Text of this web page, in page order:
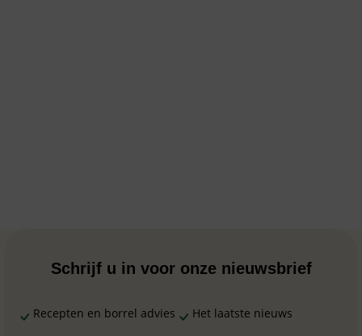
Schrijf u in voor onze nieuwsbrief
Recepten en borrel advies
Het laatste nieuws